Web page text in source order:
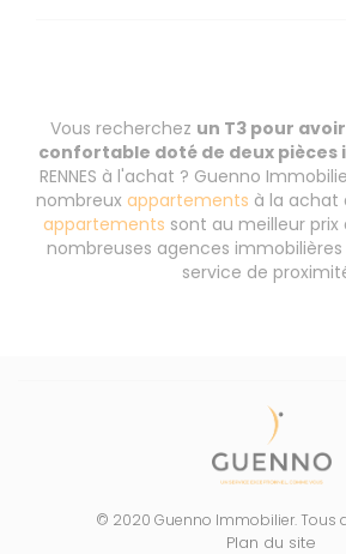
Vous recherchez un T3 pour
confortable doté de deux pièces
RENNES à l'achat ? Guenno
nombreux appartements à la achat
appartements sont au meilleur
nombreuses agences
service de
© 2020 Guenno Immobilier. Tous
Plan du site